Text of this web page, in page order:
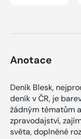
Anotace
Deník Blesk,
deník v ČR, je
žádným tématům
zpravodajství,
světa, doplněné